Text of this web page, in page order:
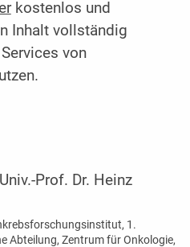
kostenlos und
Inhalt vollständig
von
Univ.-Prof. Dr. Heinz
1.
Abteilung, Zentrum für Onkologie,